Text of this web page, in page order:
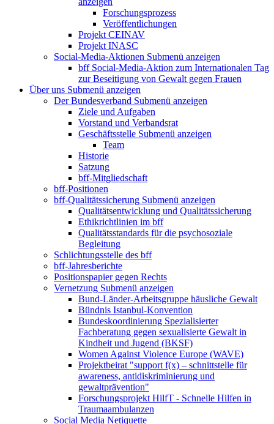
Forschungsprozess
Veröffentlichungen
Projekt CEINAV
Projekt INASC
Social-Media-Aktionen Submenü anzeigen
bff Social-Media-Aktion zum Internationalen Tag
zur Beseitigung von Gewalt gegen Frauen
Über uns Submenü anzeigen
Der Bundesverband Submenü anzeigen
Ziele und Aufgaben
Vorstand und Verbandsrat
Geschäftsstelle Submenü anzeigen
Team
Historie
Satzung
bff-Mitgliedschaft
bff-Positionen
bff-Qualitätssicherung Submenü anzeigen
Qualitätsentwicklung und Qualitätssicherung
Ethikrichtlinien im bff
Qualitätsstandards für die psychosoziale
Begleitung
Schlichtungsstelle des bff
bff-Jahresberichte
Positionspapier gegen Rechts
Vernetzung Submenü anzeigen
Bund-Länder-Arbeitsgruppe häusliche Gewalt
Bündnis Istanbul-Konvention
Bundeskoordinierung Spezialisierter
Fachberatung gegen sexualisierte Gewalt in
Kindheit und Jugend (BKSF)
Women Against Violence Europe (WAVE)
Projektbeirat "support f(x) – schnittstelle für
awareness, antidiskriminierung und
gewaltprävention"
Forschungsprojekt HilfT - Schnelle Hilfen in
Traumaambulanzen
Social Media Netiquette